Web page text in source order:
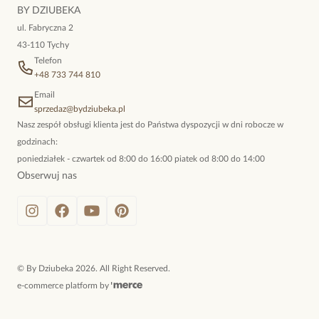
BY DZIUBEKA
ul. Fabryczna 2
43-110 Tychy
Telefon
+48 733 744 810
Email
sprzedaz@bydziubeka.pl
Nasz zespół obsługi klienta jest do Państwa dyspozycji w dni robocze w
godzinach:
poniedziałek - czwartek od 8:00 do 16:00 piatek od 8:00 do 14:00
Obserwuj nas
© By Dziubeka 2026. All Right Reserved.
e-commerce platform by